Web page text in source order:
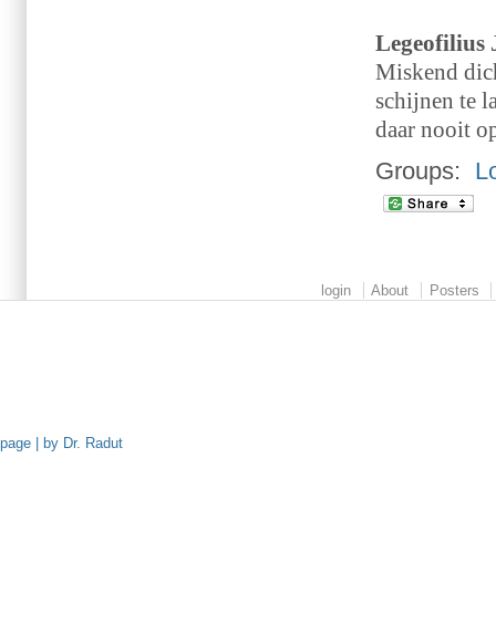
Legeofilius
Miskend
schijnen te
daar nooit
Groups:
login About Posters
page | by Dr. Radut